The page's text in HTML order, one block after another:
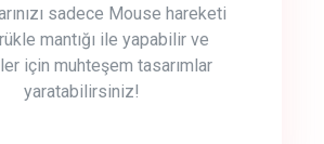
sadece Mouse hareketi
mantığı ile yapabilir ve
için muhteşem tasarımlar
yaratabilirsiniz!